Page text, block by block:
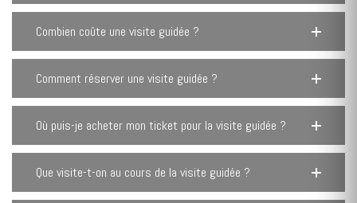
Combien coûte une visite guidée ?
Comment réserver une visite guidée ?
Où puis-je acheter mon ticket pour la visite guidée ?
Que visite-t-on au cours de la visite guidée ?